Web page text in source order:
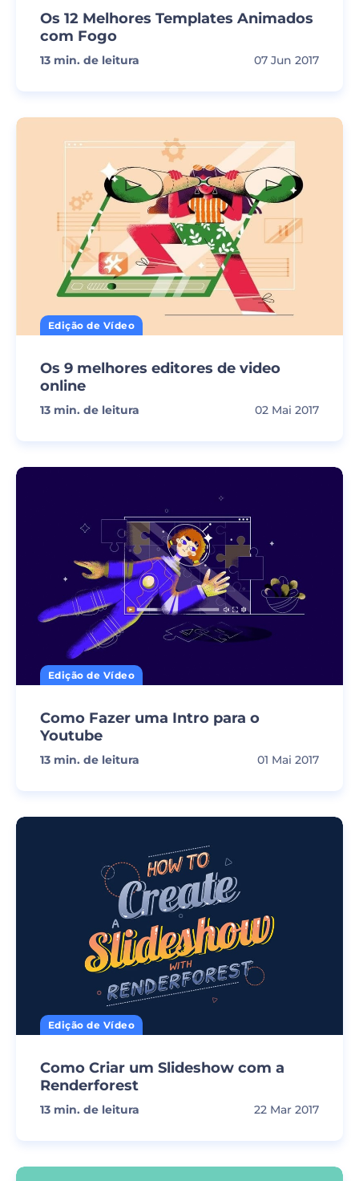
Os 12 Melhores Templates Animados
com Fogo
13 min. de leitura 07 Jun 2017
Edição de Vídeo
Os 9 melhores editores de video
online
13 min. de leitura 02 Mai 2017
Edição de Vídeo
Como Fazer uma Intro para o
Youtube
13 min. de leitura 01 Mai 2017
Edição de Vídeo
Como Criar um Slideshow com a
Renderforest
13 min. de leitura 22 Mar 2017